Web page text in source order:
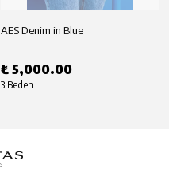
AES Denim in Blue
₺ 5,000.00
3 Beden